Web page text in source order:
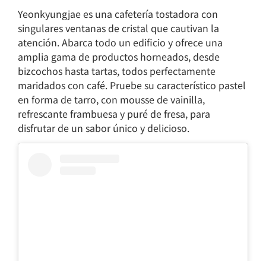
Yeonkyungjae es una cafetería tostadora con
singulares ventanas de cristal que cautivan la
atención. Abarca todo un edificio y ofrece una
amplia gama de productos horneados, desde
bizcochos hasta tartas, todos perfectamente
maridados con café. Pruebe su característico pastel
en forma de tarro, con mousse de vainilla,
refrescante frambuesa y puré de fresa, para
disfrutar de un sabor único y delicioso.